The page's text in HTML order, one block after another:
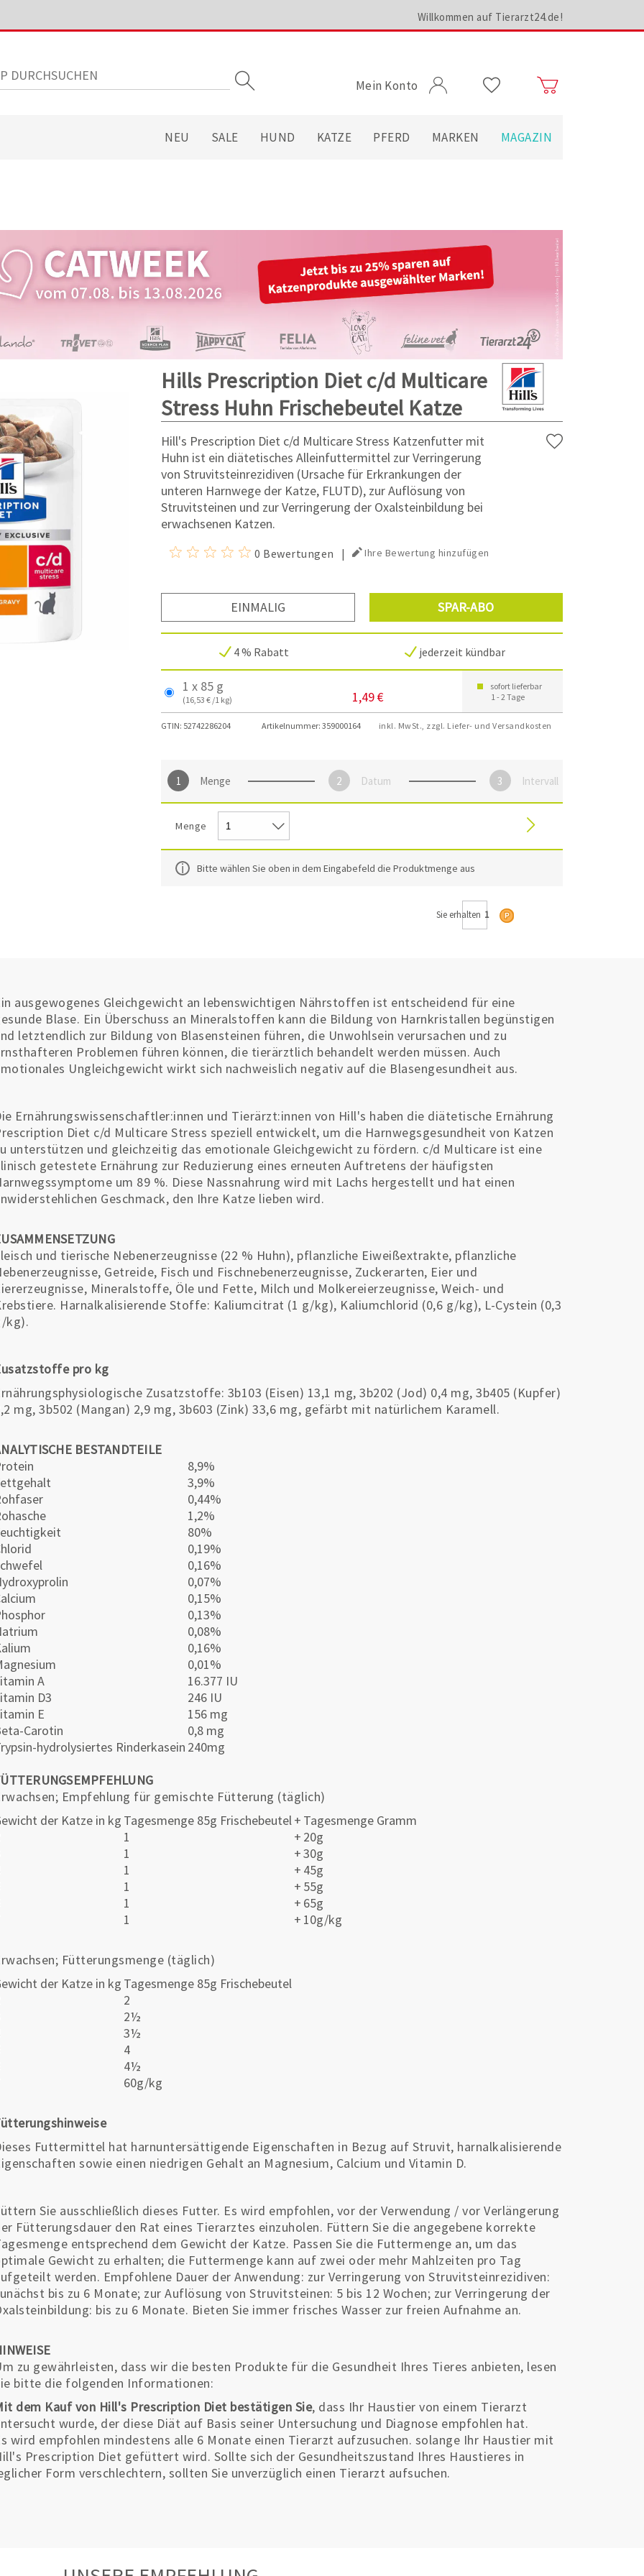
Willkommen auf Tierarzt24.de!
Mein Konto
NEU SALE HUND KATZE PFERD MARKEN MAGAZIN
Hills Prescription Diet c/d Multicare
Stress Huhn Frischebeutel Katze
Hill's Prescription Diet c/d Multicare Stress Katzenfutter mit
Huhn ist ein diätetisches Alleinfuttermittel zur Verringerung
von Struvitsteinrezidiven (Ursache für Erkrankungen der
unteren Harnwege der Katze, FLUTD), zur Auflösung von
Struvitsteinen und zur Verringerung der Oxalsteinbildung bei
erwachsenen Katzen.
0 Bewertungen | Ihre Bewertung hinzufügen
EINMALIG SPAR-ABO
4 % Rabatt jederzeit kündbar
1 x 85 g
(16,53 € /1 kg) 1,49 €
sofort lieferbar
1 - 2 Tage
GTIN: 52742286204 Artikelnummer: 359000164 inkl. MwSt., zzgl. Liefer- und Versandkosten
Menge Datum Intervall
Menge
Bitte wählen Sie oben in dem Eingabefeld die Produktmenge aus
Sie erhalten 1
ausgewogenes Gleichgewicht an lebenswichtigen Nährstoffen ist entscheidend für eine
Blase. Ein Überschuss an Mineralstoffen kann die Bildung von Harnkristallen begünstigen
letztendlich zur Bildung von Blasensteinen führen, die Unwohlsein verursachen und zu
Problemen führen können, die tierärztlich behandelt werden müssen. Auch
Ungleichgewicht wirkt sich nachweislich negativ auf die Blasengesundheit aus.
Ernährungswissenschaftler:innen und Tierärzt:innen von Hill's haben die diätetische Ernährung
Diet c/d Multicare Stress speziell entwickelt, um die Harnwegsgesundheit von Katzen
unterstützen und gleichzeitig das emotionale Gleichgewicht zu fördern. c/d Multicare ist eine
getestete Ernährung zur Reduzierung eines erneuten Auftretens der häufigsten
um 89 %. Diese Nassnahrung wird mit Lachs hergestellt und hat einen
Geschmack, den Ihre Katze lieben wird.
und tierische Nebenerzeugnisse (22 % Huhn), pflanzliche Eiweißextrakte, pflanzliche
Getreide, Fisch und Fischnebenerzeugnisse, Zuckerarten, Eier und
Mineralstoffe, Öle und Fette, Milch und Molkereierzeugnisse, Weich- und
Harnalkalisierende Stoffe: Kaliumcitrat (1 g/kg), Kaliumchlorid (0,6 g/kg), L-Cystein (0,3
kg).
pro kg
Zusatzstoffe: 3b103 (Eisen) 13,1 mg, 3b202 (Jod) 0,4 mg, 3b405 (Kupfer)
mg, 3b502 (Mangan) 2,9 mg, 3b603 (Zink) 33,6 mg, gefärbt mit natürlichem Karamell.
BESTANDTEILE
8,9%
3,9%
0,44%
1,2%
80%
0,19%
0,16%
0,07%
0,15%
0,13%
0,08%
0,16%
0,01%
A
16.377 IU
D3
246 IU
E
156 mg
Carotin
0,8 mg
hydrolysiertes Rinderkasein 240mg
Empfehlung für gemischte Fütterung (täglich)
der Katze in kg Tagesmenge 85g Frischebeutel+ Tagesmenge Gramm
1 + 20g
1 +30g
1 + 45g
1 + 55g
1 + 65g
1 + 10g/kg
Fütterungsmenge (täglich)
der Katze in kg Tagesmenge 85g Frischebeutel
2
2½
3½
4
4½
60g/kg
Futtermittel hat harnuntersättigende Eigenschaften in Bezug auf Struvit, harnalkalisierende
sowie einen niedrigen Gehalt an Magnesium, Calcium und Vitamin D.
Sie ausschließlich dieses Futter. Es wird empfohlen, vor der Verwendung / vor Verlängerung
Fütterungsdauer den Rat eines Tierarztes einzuholen. Füttern Sie die angegebene korrekte
entsprechend dem Gewicht der Katze. Passen Sie die Futtermenge an, um das
Gewicht zu erhalten; die Futtermenge kann auf zwei oder mehr Mahlzeiten pro Tag
werden. Empfohlene Dauer der Anwendung: zur Verringerung von Struvitsteinrezidiven:
bis zu 6 Monate; zur Auflösung von Struvitsteinen: 5 bis 12 Wochen; zur Verringerung der
bis zu 6 Monate. Bieten Sie immer frisches Wasser zur freien Aufnahme an.
zu gewährleisten, dass wir die besten Produkte für die Gesundheit Ihres Tieres anbieten, lesen
bitte die folgenden Informationen:
dem Kauf von Hill's Prescription Diet bestätigen Sie, dass Ihr Haustier von einem Tierarzt
wurde, der diese Diät auf Basis seiner Untersuchung und Diagnose empfohlen hat.
wird empfohlen mindestens alle 6 Monate einen Tierarzt aufzusuchen. solange Ihr Haustier mit
Prescription Diet gefüttert wird. Sollte sich der Gesundheitszustand Ihres Haustieres in
Form verschlechtern, sollten Sie unverzüglich einen Tierarzt aufsuchen.